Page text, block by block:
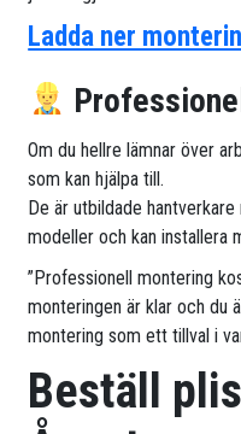
Ladda ner
Om du hellre lämnar över
som kan hjälpa till.
De är utbildade
modeller och kan installera
”Professionell montering
monteringen är klar och du
montering som ett tillval i
Beställ